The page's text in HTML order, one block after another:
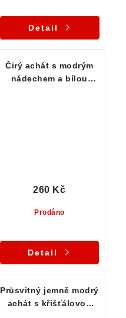
Detail
Čirý achát s modrým
nádechem a bílou
Prodáno
260 Kč
Detail
Průsvitný jemně modrý
achát s křišťálovou